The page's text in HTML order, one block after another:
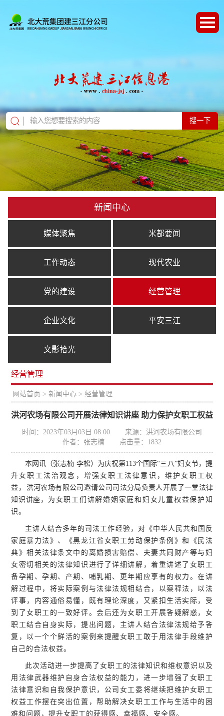
搜一下
新闻中心
媒体聚焦 米都要闻
工作动态 现代农业
党的建设 经营管理
企业文化 平安三江
文影拾光
经营管理
网站首页 > 新闻中心 > 经营管理
洪河农场有限公司开展法律知识讲座 助力保护女职工权益
时间：2023年03月03日 08:00
来源：洪河农场有限公司
作者：张志楠
点击量： 1832
本网讯（张志楠 李松） 为庆祝第113个国际“三八”妇女节，提
升女职工法治观念，增强女职工法律意识，维护女职工权
益， 洪河农场有限公司邀请公司司法分局负责人开展了一堂法律
知识讲座， 为女职工们讲解婚姻家庭和妇女儿童权益保护知
识。
主讲人结合多年的司法工作经验，对《中华人民共和国反
家庭暴力法》、《黑龙江省女职工劳动保护条例》和《民法
典》相关法律条文中的离婚损害赔偿、夫妻共同财产等与妇
女密切相关的法律知识进行了详细讲解，着重讲述了女职工
备孕期、孕期、产期、哺乳期、更年期应享有的权力。在讲
解过程中，将实际案例与法律法规相结合，以案释法，以法
评事，内容通俗易懂，既有理论深度，又紧扣生活实际，受
到了女职工的一致好评。会后还为女职工开展答疑解惑，女
职工结合自身实际，提出问题，主讲人结合法律法规给予答
复，以一个个鲜活的案例来提醒女职工敢于用法律手段维护
自己的合法权益。
此次活动进一步提高了女职工的法律知识和维权意识以及
用法律武器维护自身合法权益的能力，进一步增强了女职工
法律意识和自我保护意识，公司女工委将继续把维护女职工
权益工作摆在突出位置，帮助解决女职工工作与生活中的困
难和问题，提升女职工的获得感、幸福感、安全感。